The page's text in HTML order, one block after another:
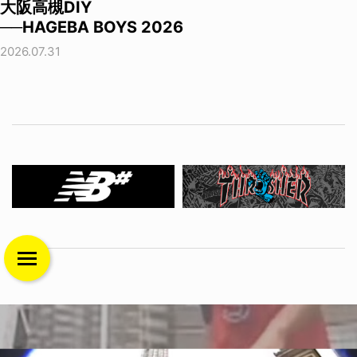
大阪高槻DIY
──HAGEBA BOYS 2026
2026.07.31